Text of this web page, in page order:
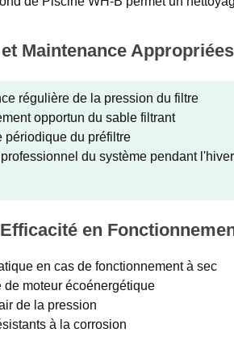
Maintenance Appropriées
régulière de la pression du filtre
opportun du sable filtrant
périodique du préfiltre
du système pendant l'hiver
en
en cas de fonctionnement à sec
de moteur écoénergétique
de la pression
à la corrosion